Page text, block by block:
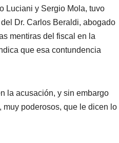
Luciani y Sergio Mola, tuvo
Dr. Carlos Beraldi, abogado
mentiras del fiscal en la
que esa contundencia
la acusación, y sin embargo
muy poderosos, que le dicen lo